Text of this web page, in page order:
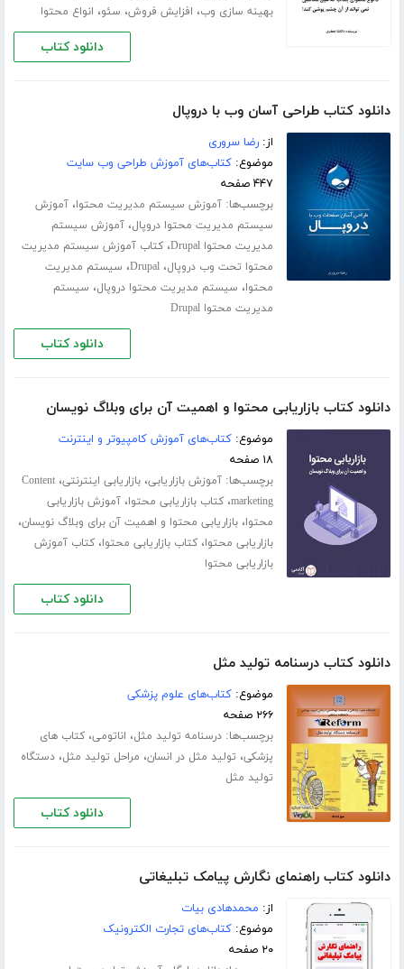
بهینه سازی وب، افزایش فروش، سئو، انواع محتوا
دانلود کتاب
دانلود کتاب طراحی آسان وب با دروپال
از:رضا سروری
موضوع:کتاب‌های آموزش طراحی وب سایت
۴۴۷ صفحه
برچسب‌ها:آموزش سیستم مدیریت محتوا،آموزش
سیستم مدیریت محتوا دروپال،آموزش سیستم
مدیریت محتوا Drupal
،کتاب آموزش سیستم مدیریت
محتوا تحت وب دروپال،Drupal، سیستم مدیریت
محتوا، سیستم مدیریت محتوا دروپال، سیستم
مدیریت محتوا Drupal
دانلود کتاب
دانلود کتاب بازاریابی محتوا و اهمیت آن برای وبلاگ نویسان
موضوع:کتاب‌های آموزش کامپیوتر و اینترنت
۱۸ صفحه
برچسب‌ها:آموزش بازاریابی،بازاریابی اینترنتی،Content
marketing،کتاب بازاریابی محتوا،آموزش بازاریابی
محتوا،بازاریابی محتوا و اهمیت آن برای وبلاگ نویسان،
بازاریابی محتوا،کتاب بازاریابی محتوا،کتاب آموزش
بازاریابی محتوا
دانلود کتاب
دانلود کتاب درسنامه تولید مثل
موضوع:کتاب‌های علوم پزشکی
۲۶۶ صفحه
برچسب‌ها:درسنامه تولید مثل، اناتومی،کتاب های
پزشکی، تولید مثل در انسان، مراحل تولید مثل،دستگاه
تولید مثل
دانلود کتاب
دانلود کتاب راهنمای نگارش پیامک تبلیغاتی
از: محمدهادی بیات
موضوع:کتاب‌های تجارت الکترونیک
۲۰ صفحه